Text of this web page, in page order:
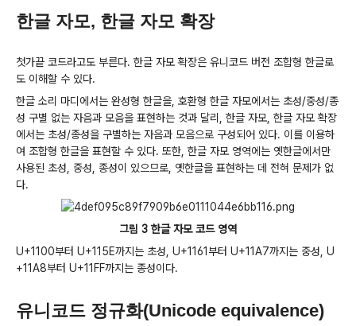
한글 자모, 한글 자모 확장
첫가끝 코드라고도 부른다. 한글 자모 확장은 유니코드 버전 조합형 한글로
도 이해할 수 있다.
한글 소리 마디에서는 완성형 한글을, 호환형 한글 자모에서는 초성/중성/종
성 구별 없는 자음과 모음을 표현하는 것과 달리, 한글 자모, 한글 자모 확장
에서는 초성/종성을 구별하는 자음과 모음으로 구성되어 있다. 이를 이용하
여 조합형 한글을 표현할 수 있다. 또한, 한글 자모 영역에는 옛한글에서만
사용된 초성, 중성, 종성이 있으므로, 옛한글을 표현하는 데 전혀 문제가 없
다.
그림 3 한글 자모 코드 영역
U+1100부터 U+115E까지는 초성, U+1161부터 U+11A7까지는 중성, U
+11A8부터 U+11FF까지는 종성이다.
유니코드 정규화(Unicode equivalence)